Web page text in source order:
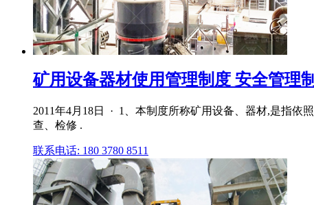
矿用设备器材使用管理制度 安全管理
2011年4月18日 · 1、本制度所称矿用设备、器材,是指依
查、检修 .
联系电话: 180 3780 8511